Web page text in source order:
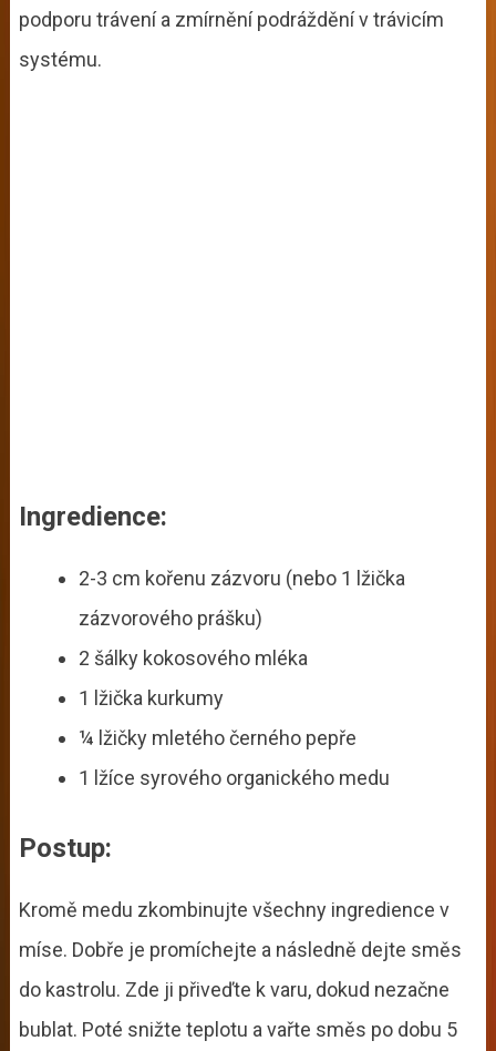
podporu trávení a zmírnění podráždění v trávicím
systému.
Ingredience:
2-3 cm kořenu zázvoru (nebo 1 lžička
zázvorového prášku)
2 šálky kokosového mléka
1 lžička kurkumy
¼ lžičky mletého černého pepře
1 lžíce syrového organického medu
Postup:
Kromě medu zkombinujte všechny ingredience v
míse. Dobře je promíchejte a následně dejte směs
do kastrolu. Zde ji přiveďte k varu, dokud nezačne
bublat. Poté snižte teplotu a vařte směs po dobu 5